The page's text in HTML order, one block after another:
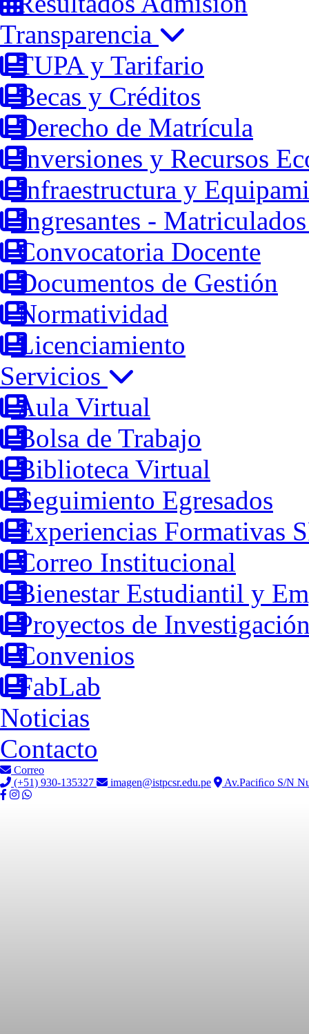
Transparencia
TUPA y Tarifario
Becas y Créditos
Derecho de Matrícula
Inversiones y Recursos
Infraestructura y
Ingresantes -
Convocatoria Docente
Documentos de Gestión
Normatividad
Licenciamiento
Servicios
Aula Virtual
Bolsa de Trabajo
Biblioteca Virtual
Seguimiento Egresados
Experiencias Formativas
Correo Institucional
Bienestar Estudiantil y
Proyectos de
Convenios
FabLab
Noticias
Contacto
Correo
(+51) 930-135327
imagen@istpcsr.edu.pe Av.Paciﬁco S/N